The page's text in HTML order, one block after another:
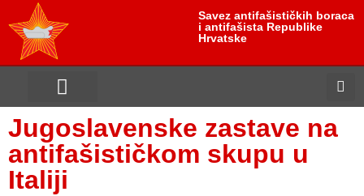
Savez antifašističkih boraca
i antifašista Republike
Hrvatske
Jugoslavenske zastave na
antifašističkom skupu u
Italiji